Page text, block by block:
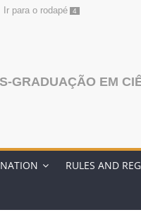
Ir para o rodapé 4
GRADUAÇÃO EM
RULES AND